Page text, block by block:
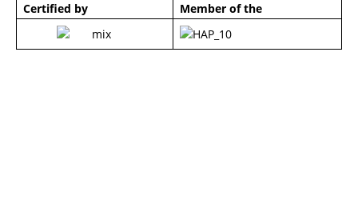
Certified by Member of the